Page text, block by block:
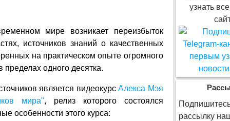
мире возникает переизбыток
источников знаний о качественных
на практическом опыте огромного
пределах одного десятка.
является видеокурсАлекса Мэя
мира", релиз которого состоялся
особенности этого курса:
узнать
рассылку